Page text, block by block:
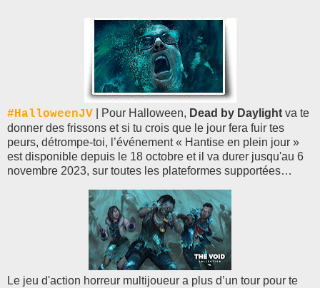
#HalloweenJV | Pour Halloween, Dead by Daylight va te
donner des frissons et si tu crois que le jour fera fuir tes
peurs, détrompe-toi, l’événement « Hantise en plein jour »
est disponible depuis le 18 octobre et il va durer jusqu'au 6
novembre 2023, sur toutes les plateformes supportées…
Le jeu d'action horreur multijoueur a plus d’un tour pour te